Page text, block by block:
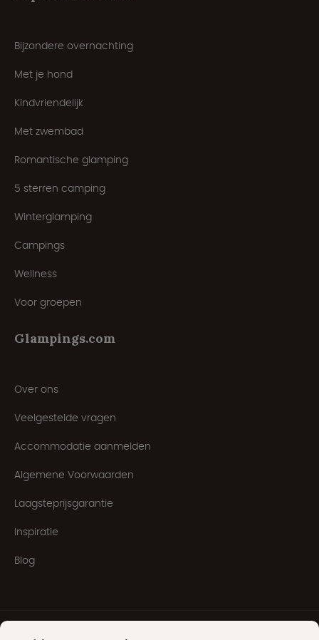
Bijzondere overnachting
Met je hond
Kindvriendelijk
Met zwembad
Romantische glamping
5 sterren camping
Winterglamping
Campings
Wellness
Voor groepen
Glampings.com
Over ons
Veelgestelde vragen
Accommodatie aanmelden
Algemene Voorwaarden
Laagsteprijsgarantie
Inspiratie
Blog